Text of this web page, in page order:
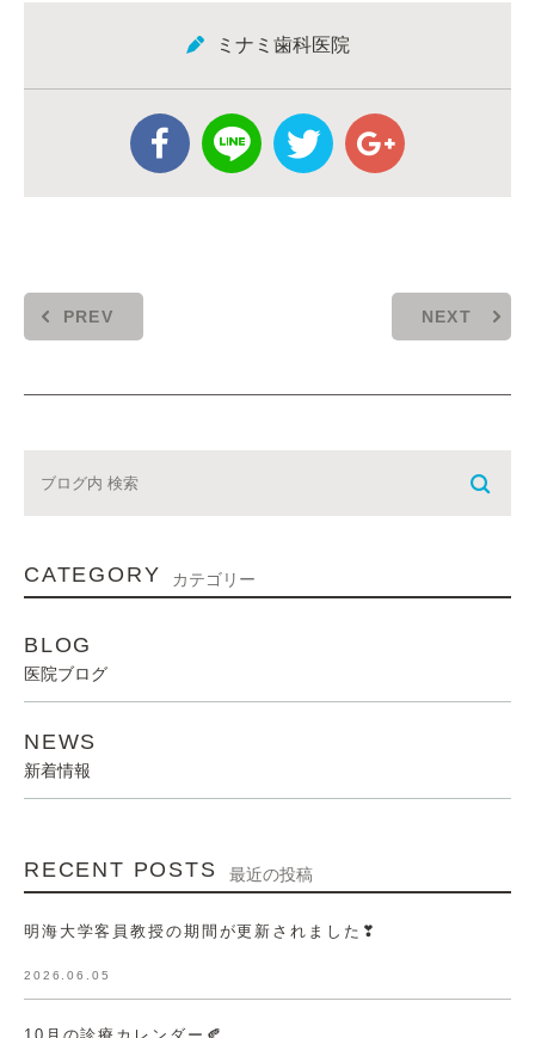
ミナミ歯科医院
PREV NEXT
CATEGORY カテゴリー
BLOG
医院ブログ
NEWS
新着情報
RECENT POSTS 最近の投稿
明海大学客員教授の期間が更新されました❣
2026.06.05